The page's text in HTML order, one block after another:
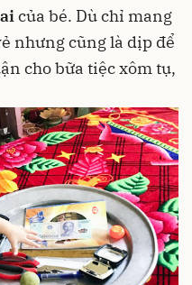
của bé. Dù chỉ mang
nhưng cũng là dịp để
cho bữa tiệc xôm tụ,